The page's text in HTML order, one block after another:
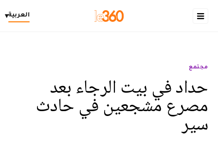
العربية▾
مجتمع
حداد في بيت الرجاء بعد
مصرع مشجعين في حادث
سير